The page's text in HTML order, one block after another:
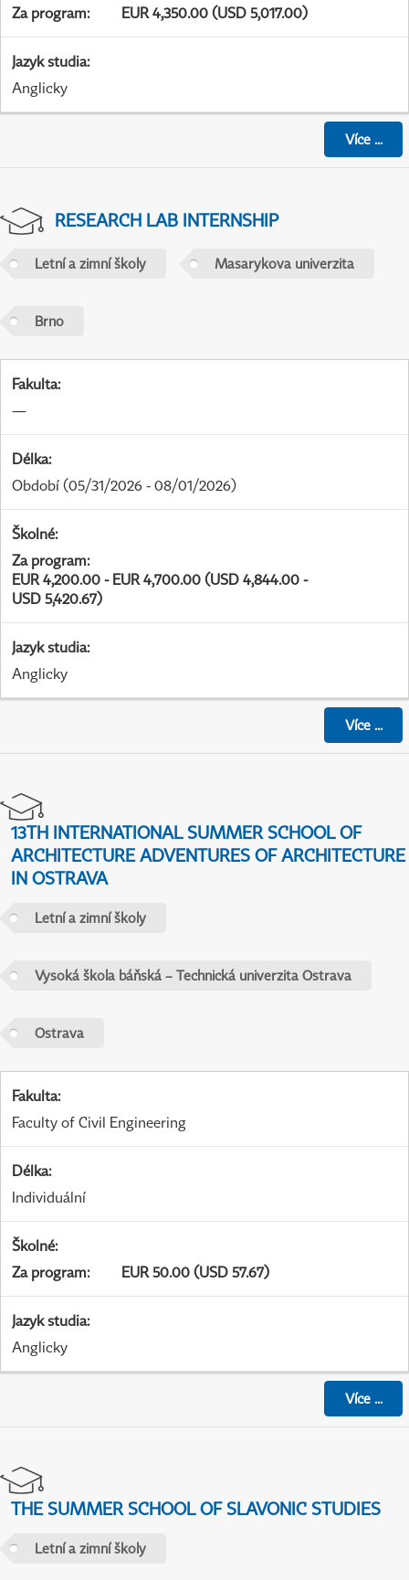
Za program: EUR 4,350.00 (USD 5,017.00)
Jazyk studia:
Anglicky
Více...
RESEARCH LAB INTERNSHIP
Letní a zimní školy Masarykova univerzita
Brno
Fakulta:
—
Délka:
Období (05/31/2026 - 08/01/2026)
Školné:
Za program:
EUR 4,200.00 - EUR 4,700.00 (USD 4,844.00 -
USD 5,420.67)
Jazyk studia:
Anglicky
Více...
13TH INTERNATIONAL SUMMER SCHOOL OF
ARCHITECTURE ADVENTURES OF ARCHITECTURE
IN OSTRAVA
Letní a zimní školy
Vysoká škola báňská – Technická univerzita Ostrava
Ostrava
Fakulta:
Faculty of Civil Engineering
Délka:
Individuální
Školné:
Za program: EUR 50.00 (USD 57.67)
Jazyk studia:
Anglicky
Více...
THE SUMMER SCHOOL OF SLAVONIC STUDIES
Letní a zimní školy